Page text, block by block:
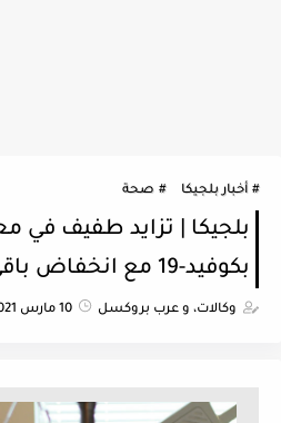
أخبار بلجيكا صحة
بلجيكا | تزايد طفيف في
بكوفيد-19 مع انخفاض باقي المؤشرات
وكالات، و عرب بروكسل 10 مارس 2021